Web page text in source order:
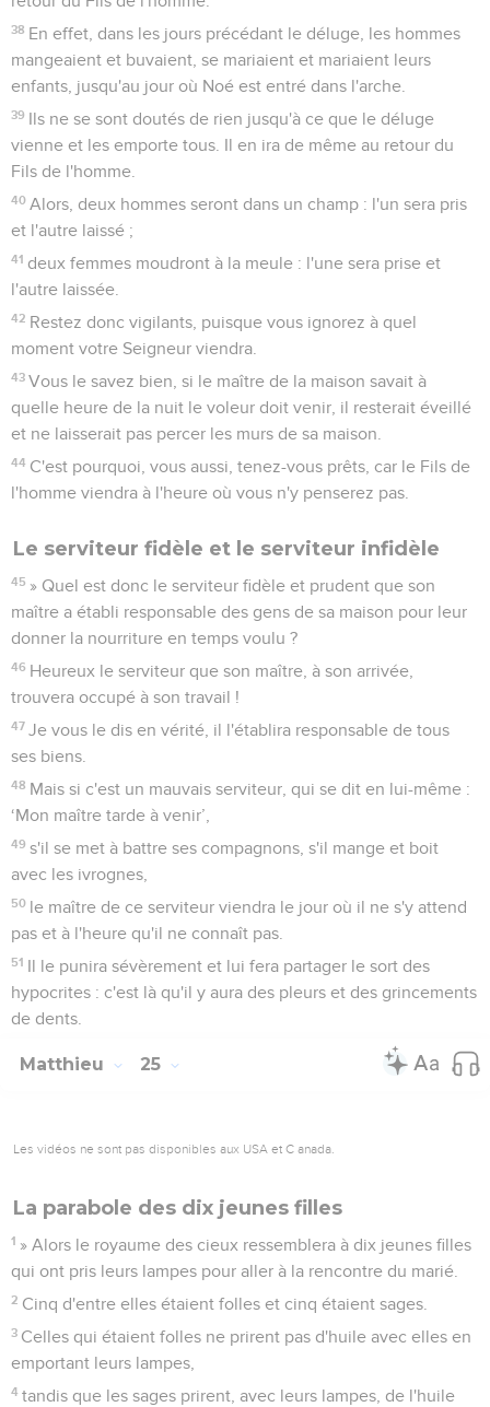
38 En effet, dans les jours précédant le déluge, les hommes
mangeaient et buvaient, se mariaient et mariaient leurs
enfants, jusqu'au jour où Noé est entré dans l'arche.
39 Ils ne se sont doutés de rien jusqu'à ce que le déluge
vienne et les emporte tous. Il en ira de même au retour du
Fils de l'homme.
40 Alors, deux hommes seront dans un champ : l'un sera pris
et l'autre laissé ;
41 deux femmes moudront à la meule : l'une sera prise et
l'autre laissée.
42 Restez donc vigilants, puisque vous ignorez à quel
moment votre Seigneur viendra.
43 Vous le savez bien, si le maître de la maison savait à
quelle heure de la nuit le voleur doit venir, il resterait éveillé
et ne laisserait pas percer les murs de sa maison.
44 C'est pourquoi, vous aussi, tenez-vous prêts, car le Fils de
l'homme viendra à l'heure où vous n'y penserez pas.
Le serviteur fidèle et le serviteur infidèle
45 » Quel est donc le serviteur fidèle et prudent que son
maître a établi responsable des gens de sa maison pour leur
donner la nourriture en temps voulu ?
46 Heureux le serviteur que son maître, à son arrivée,
trouvera occupé à son travail !
47 Je vous le dis en vérité, il l'établira responsable de tous
ses biens.
48 Mais si c'est un mauvais serviteur, qui se dit en lui-même :
‘Mon maître tarde à venir’,
49 s'il se met à battre ses compagnons, s'il mange et boit
avec les ivrognes,
50 le maître de ce serviteur viendra le jour où il ne s'y attend
pas et à l'heure qu'il ne connaît pas.
51 Il le punira sévèrement et lui fera partager le sort des
hypocrites : c'est là qu'il y aura des pleurs et des grincements
de dents.
Matthieu 25
Les vidéos ne sont pas disponibles aux USA et C anada.
La parabole des dix jeunes filles
1 » Alors le royaume des cieux ressemblera à dix jeunes filles
qui ont pris leurs lampes pour aller à la rencontre du marié.
2 Cinq d'entre elles étaient folles et cinq étaient sages.
3 Celles qui étaient folles ne prirent pas d'huile avec elles en
emportant leurs lampes,
4 tandis que les sages prirent, avec leurs lampes, de l'huile